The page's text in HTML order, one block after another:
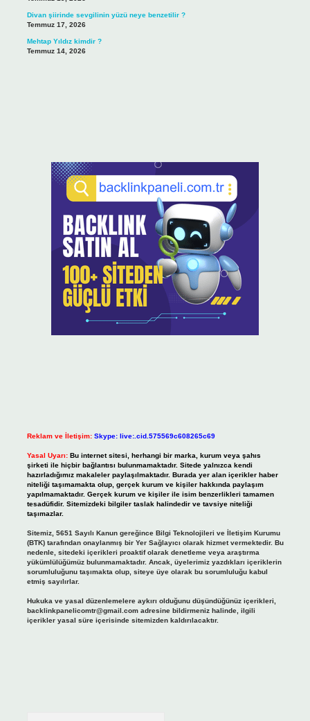
Divan şiirinde sevgilinin yüzü neye benzetilir ?
Temmuz 17, 2026
Mehtap Yıldız kimdir ?
Temmuz 14, 2026
Reklam ve İletişim: Skype: live:.cid.575569c608265c69
Yasal Uyarı: Bu internet sitesi, herhangi bir marka, kurum veya şahıs
şirketi ile hiçbir bağlantısı bulunmamaktadır. Sitede yalnızca kendi
hazırladığımız makaleler paylaşılmaktadır. Burada yer alan içerikler haber
niteliği taşımamakta olup, gerçek kurum ve kişiler hakkında paylaşım
yapılmamaktadır. Gerçek kurum ve kişiler ile isim benzerlikleri tamamen
tesadüfidir. Sitemizdeki bilgiler taslak halindedir ve tavsiye niteliği
taşımazlar.
Sitemiz, 5651 Sayılı Kanun gereğince Bilgi Teknolojileri ve İletişim Kurumu
(BTK) tarafından onaylanmış bir Yer Sağlayıcı olarak hizmet vermektedir. Bu
nedenle, sitedeki içerikleri proaktif olarak denetleme veya araştırma
yükümlülüğümüz bulunmamaktadır. Ancak, üyelerimiz yazdıkları içeriklerin
sorumluluğunu taşımakta olup, siteye üye olarak bu sorumluluğu kabul
etmiş sayılırlar.
Hukuka ve yasal düzenlemelere aykırı olduğunu düşündüğünüz içerikleri,
backlinkpanelicomtr@gmail.comadresine bildirmeniz halinde, ilgili
içerikler yasal süre içerisinde sitemizden kaldırılacaktır.